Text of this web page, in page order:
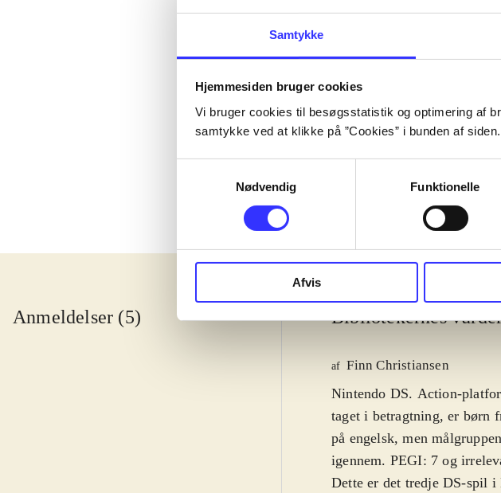
Samtykke
Hjemmesiden bruger cookies
Vi bruger cookies til besøgsstatistik og optimering af
samtykke ved at klikke på ”Cookies” i bunden af
Nødvendig
Funktionelle
Afvis
Lego The lord of the rings
Anmeldelser (5) Bibliotekernes
af Finn Christiansen
Nintendo DS. Action-
taget i betragtning, er børn
på engelsk, men
igennem. PEGI: 7 og
Dette er det tredje DS-spil i